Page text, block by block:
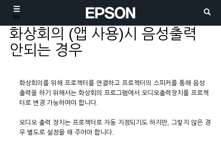
메뉴
화상회의 (앱 사용)시 음성출력
안되는 경우
화상회의를 위해 프로젝터를 연결하고 프로젝터의 스피커를 통해 음성
출력을 하기 위해서는 화상회의 프로그램에서 오디오출력장치를 프로젝
터로 변경 가능하여야 합니다.
오디오 출력 장치는 프로젝터로 자동 지정되기도 하지만, 그렇지 않은 경
우 별도로 설정을 해 주어야 합니다.